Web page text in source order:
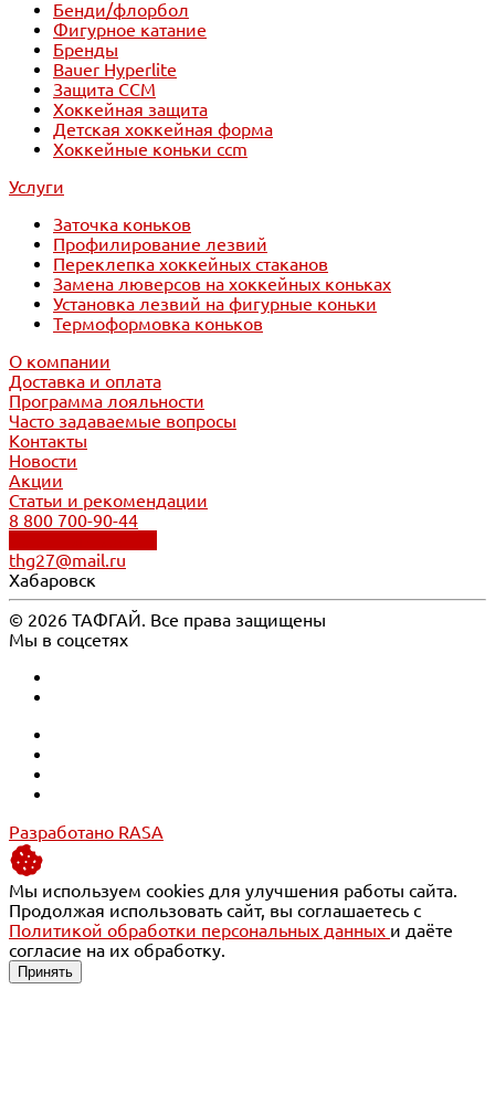
Бенди/флорбол
Фигурное катание
Бренды
Bauer Hyperlite
Защита CCM
Хоккейная защита
Детская хоккейная форма
Хоккейные коньки ccm
Услуги
Заточка коньков
Профилирование лезвий
Переклепка хоккейных стаканов
Замена люверсов на хоккейных коньках
Установка лезвий на фигурные коньки
Термоформовка коньков
О компании
Доставка и оплата
Программа лояльности
Часто задаваемые вопросы
Контакты
Новости
Акции
Статьи и рекомендации
8 800 700-90-44
thg27@mail.ru
Хабаровск
© 2026 ТАФГАЙ. Все права защищены
Мы в соцсетях
Разработано RASA
Мы используем cookies для улучшения работы сайта.
Продолжая использовать сайт, вы соглашаетесь с
Политикой обработки персональных данных и даёте
согласие на их обработку.
Принять